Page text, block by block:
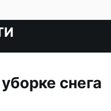
снега